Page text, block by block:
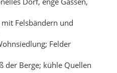
mit Felsbändern und
Felder
der Berge; kühle Quellen